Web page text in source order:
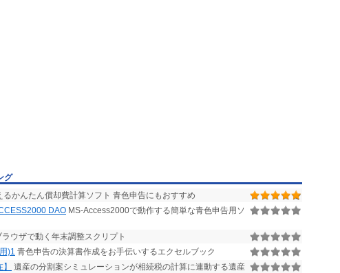
グ
るかんたん償却費計算ソフト 青色申告にもおすすめ
DAO MS-Access2000で動作する簡単な青色申告用ソ
ラウザで動く年末調整スクリプト
)1 青色申告の決算書作成をお手伝いするエクセルブック
遺産の分割案シミュレーションが相続税の計算に連動する遺産